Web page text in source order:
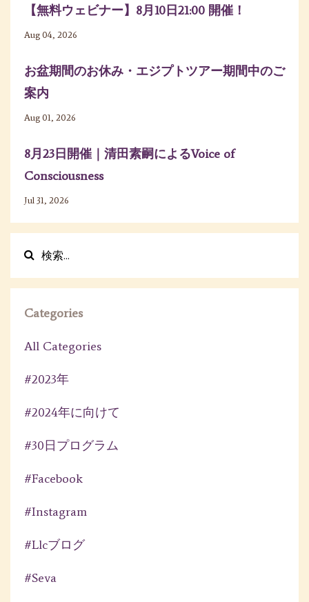
【無料ウェビナー】8月10日21:00 開催！
Aug 04, 2026
お盆期間のお休み・エジプトツアー期間中のご
案内
Aug 01, 2026
8月23日開催｜清田素嗣によるVoice of
Consciousness
Jul 31, 2026
Categories
All Categories
#2023年
#2024年に向けて
#30日プログラム
#facebook
#instagram
#llcブログ
#seva